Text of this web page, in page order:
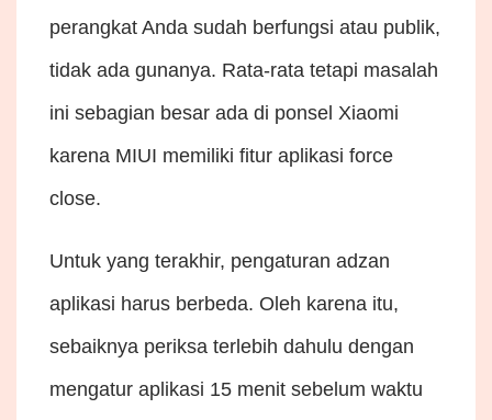
perangkat Anda sudah berfungsi atau publik,
tidak ada gunanya. Rata-rata tetapi masalah
ini sebagian besar ada di ponsel Xiaomi
karena MIUI memiliki fitur aplikasi force
close.
Untuk yang terakhir, pengaturan adzan
aplikasi harus berbeda. Oleh karena itu,
sebaiknya periksa terlebih dahulu dengan
mengatur aplikasi 15 menit sebelum waktu